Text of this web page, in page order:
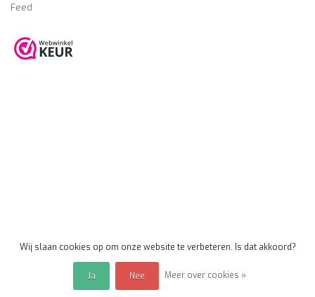
Feed
Wij slaan cookies op om onze website te verbeteren. Is dat akkoord?
Ja Nee Meer over cookies »